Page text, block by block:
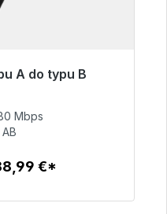
A do typu B
wysyłki, czas
€
Mbps
€*